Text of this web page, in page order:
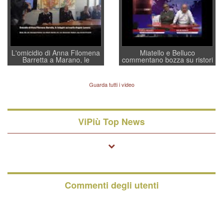
L'omicidio di Anna Filomena
Barretta a Marano, le
indagini dei carabinieri di
quelle di... Barbara D'Urso
Miatello e Belluco
commentano bozza su ristori
BPVi e Veneto Banca
Guarda tutti i video
ViPiù Top News
Commenti degli utenti